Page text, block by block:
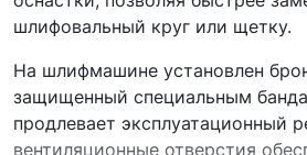
шлифовальный круг или щетку.
На шлифмашине установлен
защищенный специальным
продлевает эксплуатационный
вентиляционные отверстия